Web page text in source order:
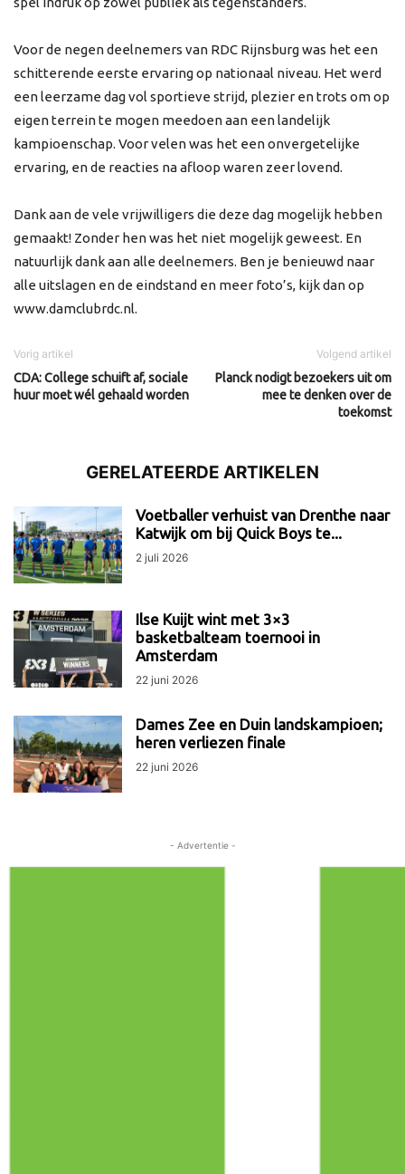
Voor de negen deelnemers van RDC Rijnsburg was het een
schitterende eerste ervaring op nationaal niveau. Het werd
een leerzame dag vol sportieve strijd, plezier en trots om op
eigen terrein te mogen meedoen aan een landelijk
kampioenschap. Voor velen was het een onvergetelijke
ervaring, en de reacties na afloop waren zeer lovend.
Dank aan de vele vrijwilligers die deze dag mogelijk hebben
gemaakt! Zonder hen was het niet mogelijk geweest. En
natuurlijk dank aan alle deelnemers. Ben je benieuwd naar
alle uitslagen en de eindstand en meer foto’s, kijk dan op
www.damclubrdc.nl.
Vorig artikel
CDA: College schuift af, sociale
huur moet wél gehaald worden
Volgend artikel
Planck nodigt bezoekers uit om
mee te denken over de
toekomst
GERELATEERDE ARTIKELEN
Voetballer verhuist van Drenthe naar
Katwijk om bij Quick Boys te...
2 juli 2026
Ilse Kuijt wint met 3×3
basketbalteam toernooi in
Amsterdam
22 juni 2026
Dames Zee en Duin landskampioen;
heren verliezen finale
22 juni 2026
- Advertentie -